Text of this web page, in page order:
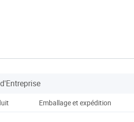
Emballage et expédition